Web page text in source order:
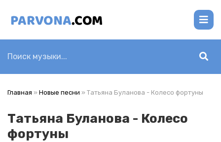
Главная » Новые песни » Татьяна Буланова - Колесо фортуны
Татьяна Буланова - Колесо
фортуны